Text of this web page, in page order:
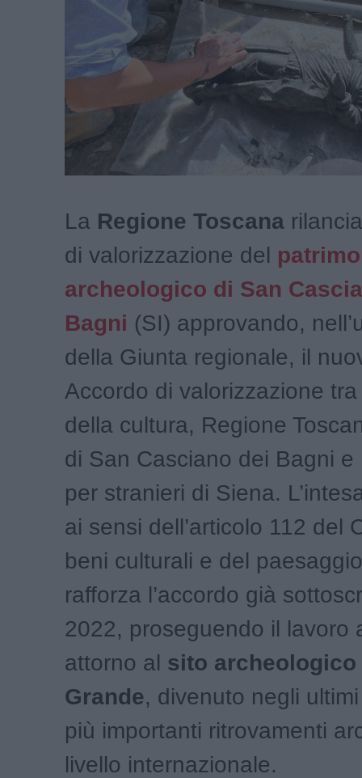
La Regione Toscana
di valorizzazione del
archeologico di San
Bagni (SI) approvando,
della Giunta regionale, il
Accordo di valorizzazione
della cultura, Regione
di San Casciano dei Bagni e
per stranieri di Siena.
ai sensi dell’articolo 112 del
beni culturali e del
rafforza l’accordo già
2022, proseguendo il lavoro
attorno al sito archeologico
Grande, divenuto negli
più importanti ritrovamenti
livello internazionale.